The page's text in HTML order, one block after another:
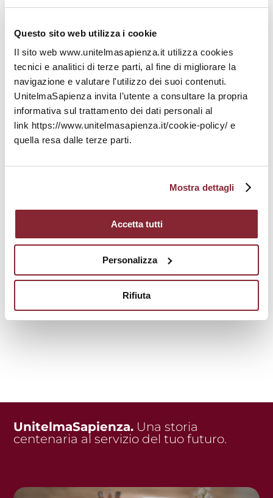
Questo sito web utilizza i cookie
Il sito web www.unitelmasapienza.it utilizza cookies
tecnici e analitici di terze parti, al fine di migliorare la
navigazione e valutare l'utilizzo dei suoi contenuti.
UnitelmaSapienza invita l’utente a consultare la propria
informativa sul trattamento dei dati personali al
link https://www.unitelmasapienza.it/cookie-policy/ e
quella resa dalle terze parti.
Mostra dettagli
Accetta tutti
Personalizza
Rifiuta
M’illumino di menonasce nel
prima edizione invitando a spegnere
simbolicamente le luci nel pomeriggio del 16
febbraio, anniversario dell’entrata in vigore
delProtocollo di Kyoto.Da questa prima
esperienza intorno
Giornata M’illumino di meno
si è sviluppato un
repertorio di buone pratiche ambientali che sono
mutate negli anni.
UnitelmaSapienza. Una storia
centenaria al servizio del tuo futuro.